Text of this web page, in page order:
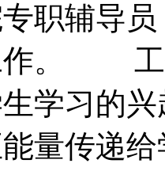
职辅导
作。 工
学习的
量传递